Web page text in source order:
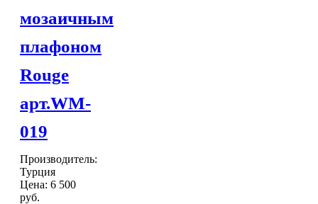
Курны в хамам
Краны и смесители в хамам
Текстиль для хамама
Двери Марокко
Вазы
мозаичным
плафоном
Rouge
арт.WM-
019
Производитель:
Турция
Цена: 6 500
руб.